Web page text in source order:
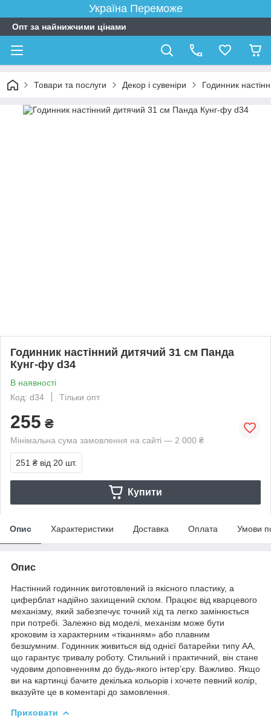
Україна Переможе
Опт за найнижчими цінами
Товари та послуги Декор і сувеніри Годинник
Годинник настінний дитячий 31 см Панда
Кунг-фу d34
В наявності
Код: d34
Тільки опт
255 ₴
Мінімальна сума замовлення на сайті — 2 000 ₴
251 ₴ від 20 шт.
Купити
Опис Характеристики Доставка Оплата Умови
Опис
Настінний годинник виготовлений із якісного пластику, а
циферблат надійно захищений склом. Працює від кварцевого
механізму, який забезпечує точний хід та легко замінюється
при потребі. Залежно від моделі, механізм може бути
кроковим із характерним «тіканням» або плавним
безшумним. Годинник живиться від однієї батарейки типу АА,
що гарантує тривалу роботу. Стильний і практичний, він стане
чудовим доповненням до будь-якого інтер’єру. Важливо. Якщо
ви на картинці бачите декілька кольорів і хочете певний колір,
вказуйте це в коментарі до замовлення.
Приховати